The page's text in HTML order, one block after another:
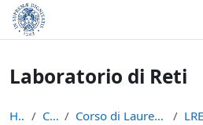
Skip to main content
Laboratorio di Reti
Home Courses Corso di Laurea in Informatica (L-31)